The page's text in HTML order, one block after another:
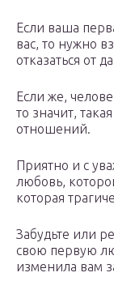
Если ваша
вас, то нужно
отказаться от
Если же,
то значит,
отношений.
Приятно и с
любовь,
которая
Забудьте или
свою первую
изменила вам